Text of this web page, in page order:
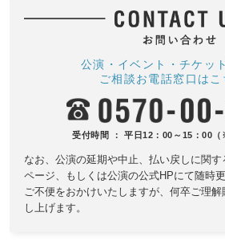
公演・イベント・チケッ
ご相談お電話窓口はこ
受付時間 ： 平日12：00～15：00（
なお、公演の延期や中止、払い戻しに関す
ページ、もしくは公演の公式HPにて随時更
ご不便をおかけいたしますが、何卒ご理
し上げます。